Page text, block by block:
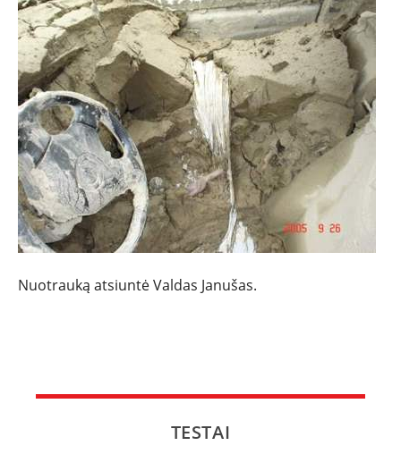
NAUJIENOS
TESTAI
NAUJI
NAUDOTI
REPORTAŽAI
SPORTAS
ĮVAIRENYBĖS
Nuotrauką atsiuntė Valdas Janušas.
TESTAI